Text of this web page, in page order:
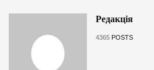
Редакція
4365 POSTS